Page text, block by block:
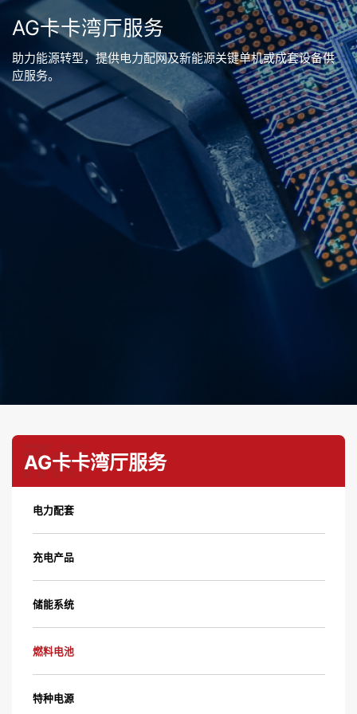
AG卡卡湾厅服务
助力能源转型，提供电力配网及新能源关键单机或成套设备供
应服务。
AG卡卡湾厅服务
电力配套
充电产品
储能系统
燃料电池
特种电源